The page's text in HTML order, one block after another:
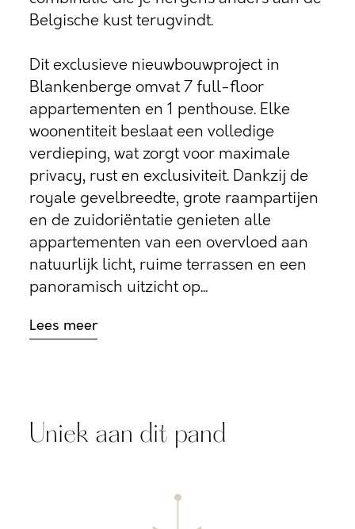
Belgische kust terugvindt.
Dit exclusieve nieuwbouwproject in
Blankenberge omvat 7 full-floor
appartementen en 1 penthouse. Elke
woonentiteit beslaat een volledige
verdieping, wat zorgt voor maximale
privacy, rust en exclusiviteit. Dankzij de
royale gevelbreedte, grote raampartijen
en de zuidoriëntatie genieten alle
appartementen van een overvloed aan
natuurlijk licht, ruime terrassen en een
panoramisch uitzicht op...
Lees meer
Uniek aan dit pand